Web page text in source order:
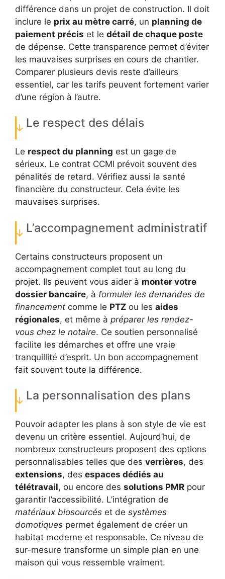
différence dans un projet de construction. Il doit
inclure le prix au mètre carré, un planning de
paiement précis et le détail de chaque poste
de dépense. Cette transparence permet d’éviter
les mauvaises surprises en cours de chantier.
Comparer plusieurs devis reste d’ailleurs
essentiel, car les tarifs peuvent fortement varier
d’une région à l’autre.
Le respect des délais
Le respect du planning est un gage de
sérieux. Le contrat CCMI prévoit souvent des
pénalités de retard. Vérifiez aussi la santé
financière du constructeur. Cela évite les
mauvaises surprises.
L’accompagnement administratif
Certains constructeurs proposent un
accompagnement complet tout au long du
projet. Ils peuvent vous aider à monter votre
dossier bancaire, à formuler les demandes de
financement comme le PTZ ou les aides
régionales, et même à préparer les rendez-
vous chez le notaire. Ce soutien personnalisé
facilite les démarches et offre une vraie
tranquillité d’esprit. Un bon accompagnement
fait souvent toute la différence.
La personnalisation des plans
Pouvoir adapter les plans à son style de vie est
devenu un critère essentiel. Aujourd’hui, de
nombreux constructeurs proposent des options
personnalisables telles que des verrières, des
extensions, des espaces dédiés au
télétravail, ou encore des solutions PMR pour
garantir l’accessibilité. L’intégration de
matériaux biosourcés et de systèmes
domotiques permet également de créer un
habitat moderne et responsable. Ce niveau de
sur-mesure transforme un simple plan en une
maison qui vous ressemble vraiment.